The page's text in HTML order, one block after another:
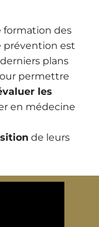
formation des
prévention est
plans
permettre
les
en médecine
de leurs